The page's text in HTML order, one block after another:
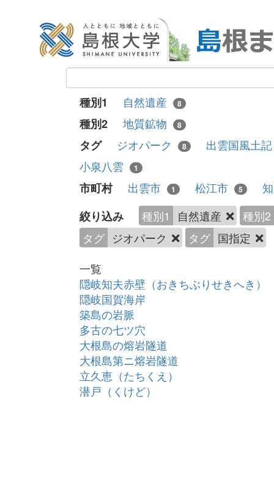
種別1 自然遺産 8
種別2 地質鉱物 8
タグ ジオパーク 8
出雲国風土
小泉八雲
1
市町村 出雲市 1 松江市 5
絞り込み
種別1 自然遺産
種別2
タグ ジオパーク タグ 国指定
一覧
隠岐知夫赤壁（おきちぶりせきへき）
隠岐国賀海岸
築島の岩脈
多古の七ツ穴
大根島の熔岩隧道
大根島第ニ熔岩隧道
立久恵（たちくえ）
潜戸（くけど）